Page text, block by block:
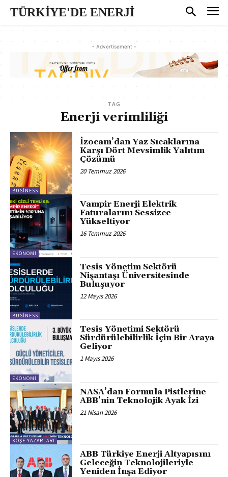
TÜRKİYE'DE ENERJİ
- Advertisement -
TAG
Enerji verimliliği
BUSINESS
İzocam’dan Yaz Sıcaklarına
Karşı Dört Mevsimlik Yalıtım
Çözümü
20 Temmuz 2026
EKONOMI
Vampir Enerji Elektrik
Faturalarını Sessizce
Yükseltiyor
16 Temmuz 2026
BUSINESS
Tesis Yönetim Sektörü
Nişantaşı Üniversitesinde
Buluşuyor
12 Mayıs 2026
EKONOMI
Tesis Yönetimi Sektörü
Sürdürülebilirlik İçin Bir Araya
Geliyor
1 Mayıs 2026
KÖŞE YAZARLARI
NASA’dan Formula Pistlerine
ABB’nin Teknolojik Ayak İzi
21 Nisan 2026
ABB Türkiye Enerji Altyapısını
Geleceğin Teknolojileriyle
Yeniden İnşa Ediyor